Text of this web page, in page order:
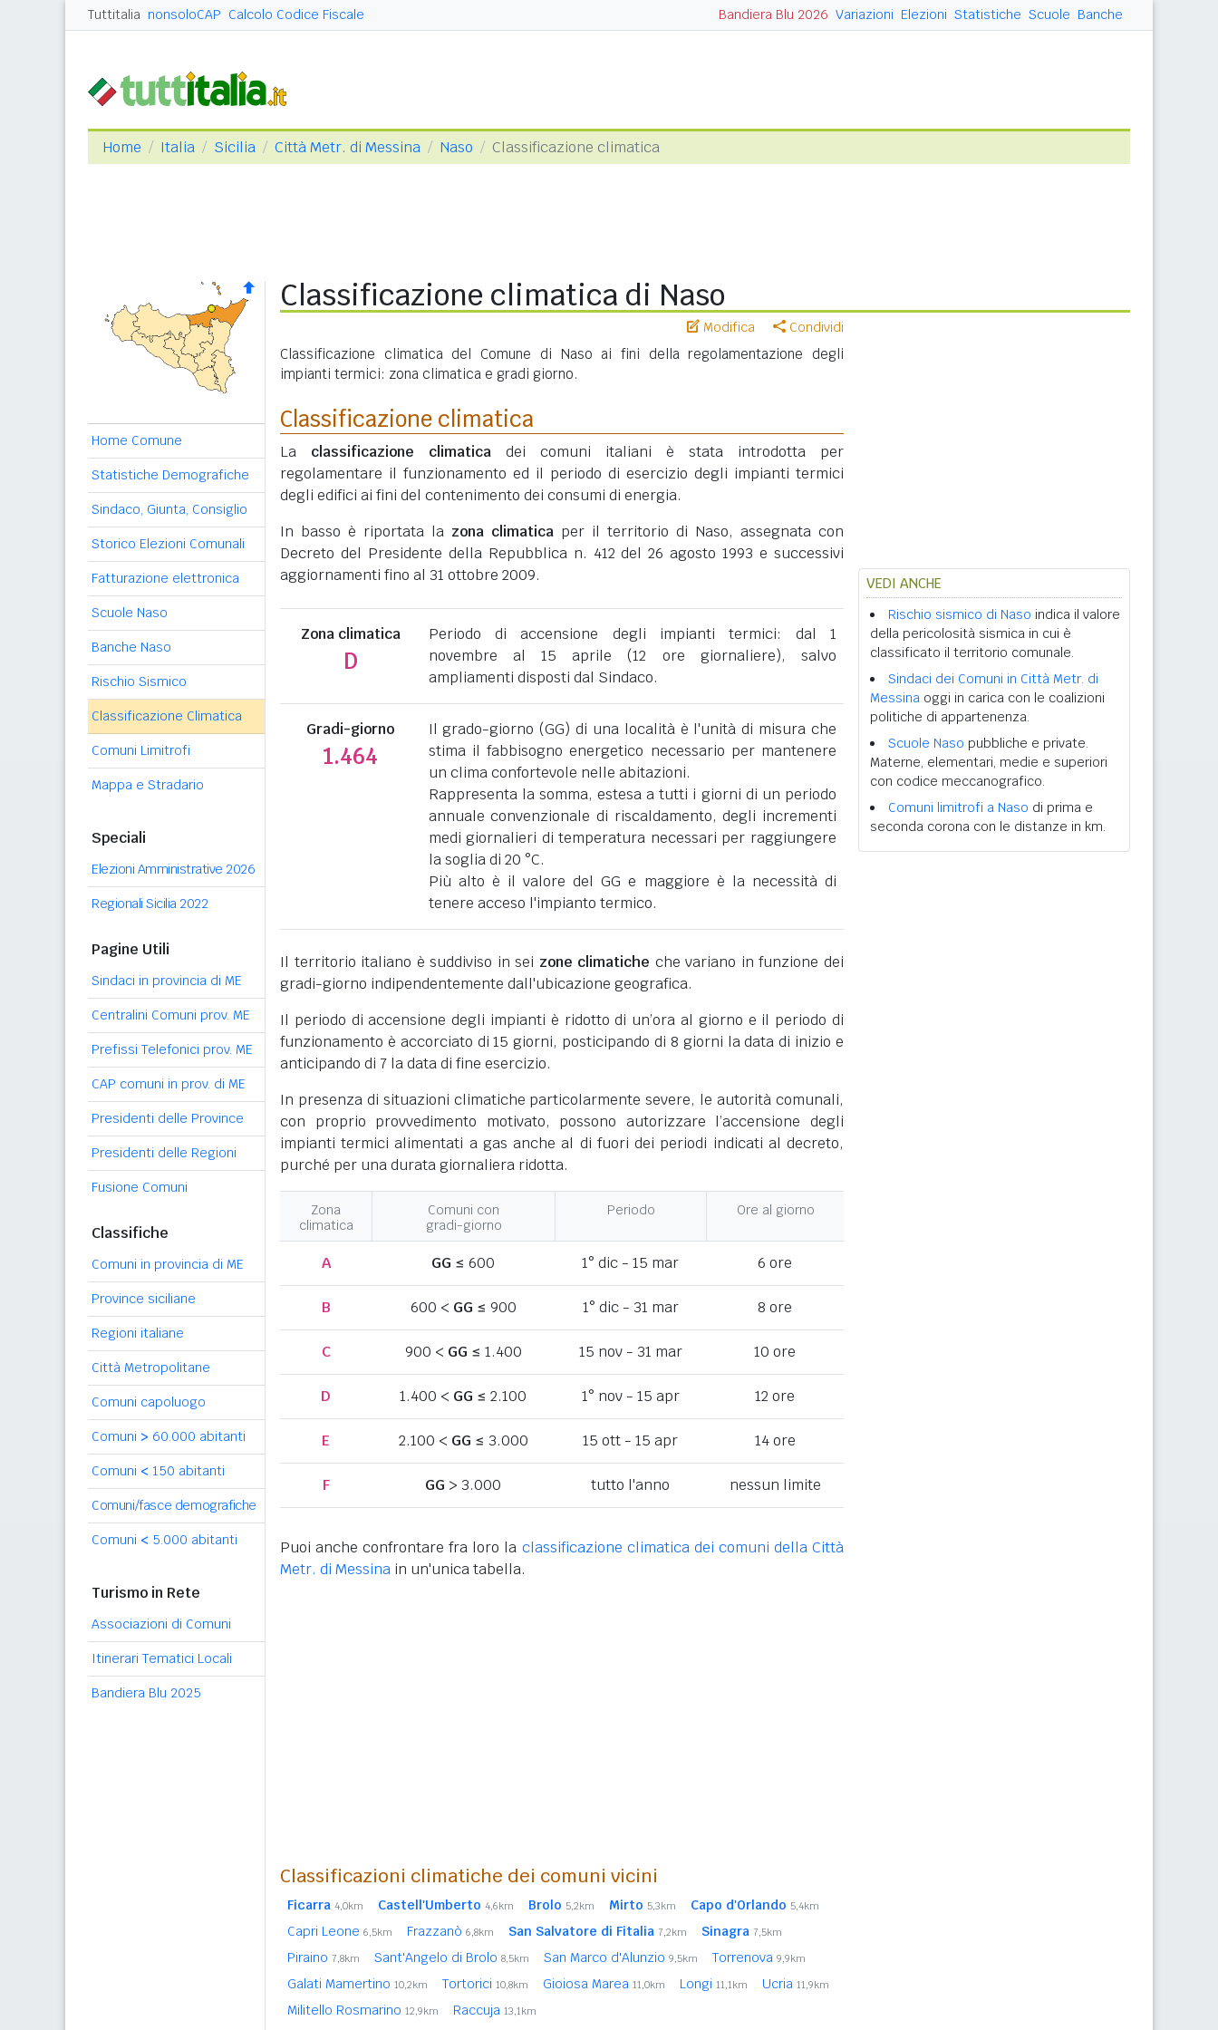
Tuttitalia nonsoloCAP Calcolo Codice Fiscale Bandiera Blu 2026 Variazioni Elezioni Statistiche Scuole Banche
Home Italia Sicilia Città Metr. di Messina Naso Classificazione climatica
Home Comune
Statistiche Demografiche
Sindaco, Giunta, Consiglio
Storico Elezioni Comunali
Fatturazione elettronica
Scuole Naso
Banche Naso
Rischio Sismico
Classificazione Climatica
Comuni Limitrofi
Mappa e Stradario
Speciali
Elezioni Amministrative 2026
Regionali Sicilia 2022
Pagine Utili
Sindaci in provincia di ME
Centralini Comuni prov. ME
Prefissi Telefonici prov. ME
CAP comuni in prov. di ME
Presidenti delle Province
Presidenti delle Regioni
Fusione Comuni
Classifiche
Comuni in provincia di ME
Province siciliane
Regioni italiane
Città Metropolitane
Comuni capoluogo
Comuni > 60.000 abitanti
Comuni < 150 abitanti
Comuni/fasce demografiche
Comuni < 5.000 abitanti
Turismo in Rete
Associazioni di Comuni
Itinerari Tematici Locali
Bandiera Blu 2025
Classificazione climatica di Naso
Modifica Condividi
Classificazione climatica del Comune di Naso ai fini della regolamentazione degli
impianti termici: zona climatica e gradi giorno.
Classificazione climatica
La classificazione climatica dei comuni italiani è stata introdotta per
regolamentare il funzionamento ed il periodo di esercizio degli impianti termici
degli edifici ai fini del contenimento dei consumi di energia.
In basso è riportata la zona climatica per il territorio di Naso, assegnata con
Decreto del Presidente della Repubblica n. 412 del 26 agosto 1993 e successivi
aggiornamenti fino al 31 ottobre 2009.
Zona climatica
D
Periodo di accensione degli impianti termici: dal 1
novembre al 15 aprile (12 ore giornaliere), salvo
ampliamenti disposti dal Sindaco.
Gradi-giorno
1.464
Il grado-giorno (GG) di una località è l'unità di misura che
stima il fabbisogno energetico necessario per mantenere
un clima confortevole nelle abitazioni.
Rappresenta la somma, estesa a tutti i giorni di un periodo
annuale convenzionale di riscaldamento, degli incrementi
medi giornalieri di temperatura necessari per raggiungere
la soglia di 20 °C.
Più alto è il valore del GG e maggiore è la necessità di
tenere acceso l'impianto termico.
Il territorio italiano è suddiviso in sei zone climatiche che variano in funzione dei
gradi-giorno indipendentemente dall'ubicazione geografica.
Il periodo di accensione degli impianti è ridotto di un’ora al giorno e il periodo di
funzionamento è accorciato di 15 giorni, posticipando di 8 giorni la data di inizio e
anticipando di 7 la data di fine esercizio.
In presenza di situazioni climatiche particolarmente severe, le autorità comunali,
con proprio provvedimento motivato, possono autorizzare l’accensione degli
impianti termici alimentati a gas anche al di fuori dei periodi indicati al decreto,
purché per una durata giornaliera ridotta.
Zona
climatica
Comuni con
gradi-giorno
Periodo Ore al giorno
A GG ≤ 600 1° dic - 15 mar 6 ore
B 600 < GG ≤ 900 1° dic - 31 mar 8 ore
C 900 < GG ≤ 1.400 15 nov - 31 mar 10 ore
D 1.400 < GG ≤ 2.100 1° nov - 15 apr 12 ore
E 2.100 < GG ≤ 3.000 15 ott - 15 apr 14 ore
F GG > 3.000 tutto l'anno nessun limite
Puoi anche confrontare fra loro la classificazione climatica dei comuni della Città
Metr. di Messina in un'unica tabella.
Classificazioni climatiche dei comuni vicini
Ficarra 4,0km Castell'Umberto 4,6km Brolo 5,2km Mirto 5,3km Capo d'Orlando 5,4km
Capri Leone 6,5km Frazzanò 6,8km San Salvatore di Fitalia 7,2km Sinagra 7,5km
Piraino 7,8km Sant'Angelo di Brolo 8,5km San Marco d'Alunzio 9,5km Torrenova 9,9km
Galati Mamertino 10,2km Tortorici 10,8km Gioiosa Marea 11,0km Longi 11,1km Ucria 11,9km
Militello Rosmarino 12,9km Raccuja 13,1km
VEDI ANCHE
Rischio sismico di Naso indica il valore
della pericolosità sismica in cui è
classificato il territorio comunale.
Sindaci dei Comuni in Città Metr. di
Messina oggi in carica con le coalizioni
politiche di appartenenza.
Scuole Naso pubbliche e private.
Materne, elementari, medie e superiori
con codice meccanografico.
Comuni limitrofi a Naso di prima e
seconda corona con le distanze in km.